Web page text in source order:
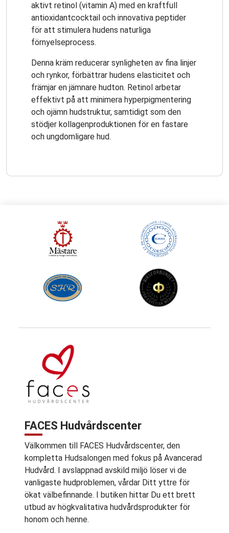
aktivt retinol (vitamin A) med en kraftfull
antioxidantcocktail och innovativa peptider
för att stimulera hudens naturliga
förnyelseprocess.
Denna kräm reducerar synligheten av fina linjer
och rynkor, förbättrar hudens elasticitet och
främjar en jämnare hudton. Retinol arbetar
effektivt på att minimera hyperpigmentering
och ojämn hudstruktur, samtidigt som den
stödjer kollagenproduktionen för en fastare
och ungdomligare hud.
FACES Hudvårdscenter
Välkommen till FACES Hudvårdscenter, den
kompletta Hudsalongen med fokus på Avancerad
Hudvård. I avslappnad avskild miljö löser vi de
vanligaste hudproblemen, vårdar Ditt yttre för
ökat välbefinnande. I butiken hittar Du ett brett
utbud av högkvalitativa hudvårdsprodukter för
honom och henne.